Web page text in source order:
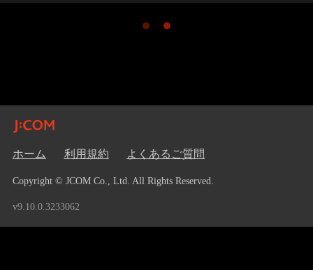
ホーム 利用規約 よくあるご質問
Copyright © JCOM Co., Ltd. All Rights Reserved.
v9.10.0.3233062